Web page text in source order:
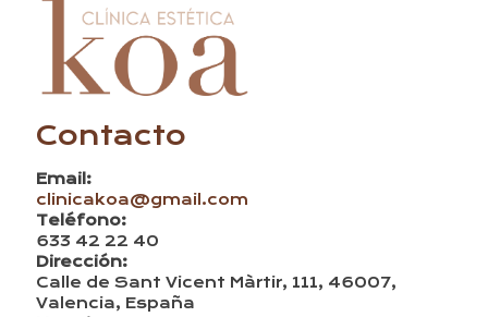
Contacto
Email:
clinicakoa@gmail.com
Teléfono:
633 42 22 40
Dirección:
Calle de Sant Vicent Màrtir, 111, 46007,
Valencia, España